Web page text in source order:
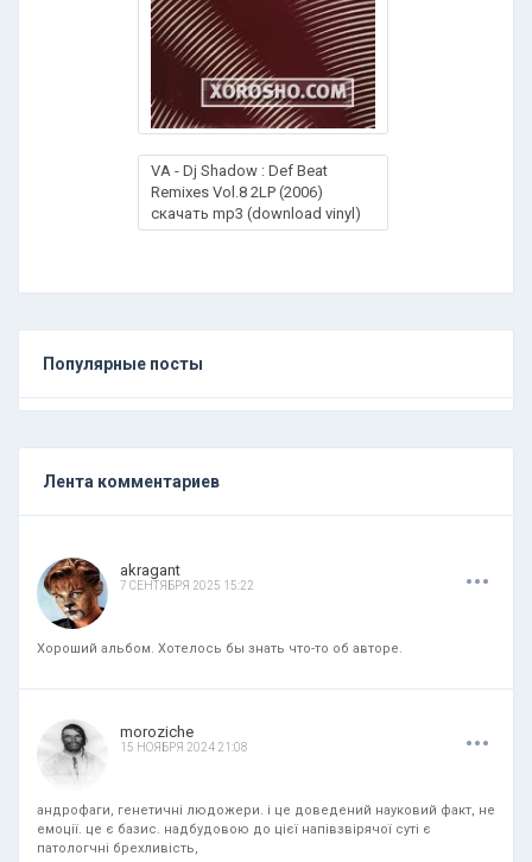
VA - Dj Shadow : Def Beat
Remixes Vol.8 2LP (2006)
скачать mp3 (download vinyl)
Популярные посты
Лента комментариев
akragant
7 СЕНТЯБРЯ 2025 15:22 ...
Хороший альбом. Хотелось бы знать что-то об авторе.
moroziche
15 НОЯБРЯ 2024 21:08 ...
андрофаги, генетичні людожери. і це доведений науковий факт, не
емоції. це є базис. надбудовою до цієї напівзвірячої суті є
патологчні брехливість,